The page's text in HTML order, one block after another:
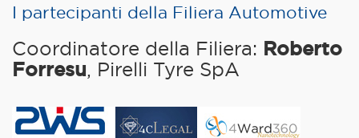
I partecipanti della Filiera Automotive
Coordinatore della Filiera: Roberto
Forresu , Pirelli Tyre SpA